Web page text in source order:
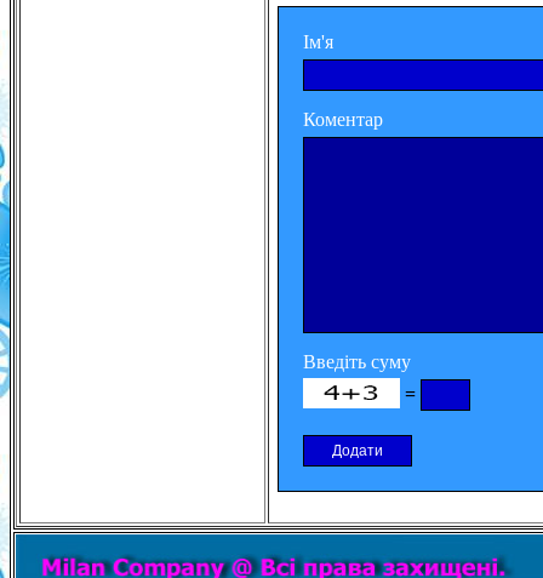
Ім'я
Коментар
Введіть суму
=